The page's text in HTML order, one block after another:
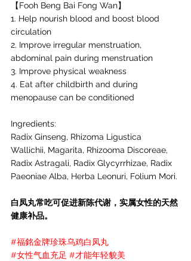
【Fooh Beng Bai Fong Wan】
1. Help nourish blood and boost blood
circulation
2. Improve irregular menstruation,
abdominal pain during menstruation
3. Improve physical weakness
4. Eat after childbirth and during
menopause can be conditioned
Ingredients:
Radix Ginseng, Rhizoma Ligustica
Wallichii, Magarita, Rhizooma Discoreae,
Radix Astragali, Radix Glycyrrhizae, Radix
Paeoniae Alba, Herba Leonuri, Folium Mori.
白凤丸常吃可促进新陈代谢，实属女性的天然
健康补品。
#福銘金牌珍珠乌鸡白凤丸
#女性气血充足 #才能年轻貌美